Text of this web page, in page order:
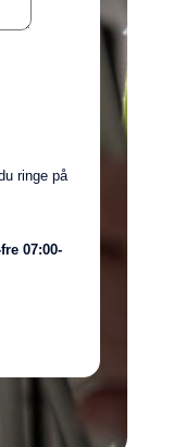
ringe på
07:00-